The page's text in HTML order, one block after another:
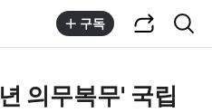
구독
의무복무' 국립